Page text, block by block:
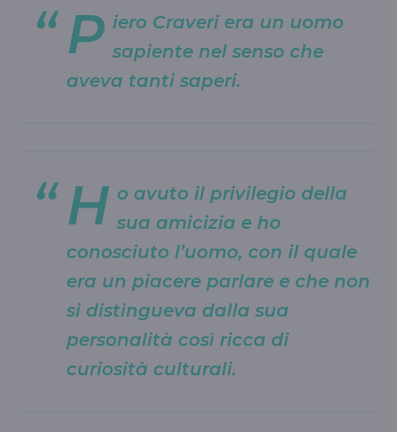
P iero Craveri era un uomo
sapiente nel senso che
aveva tanti saperi.
H o avuto il privilegio della
sua amicizia e ho
conosciuto l’uomo, con il quale
era un piacere parlare e che non
si distingueva dalla sua
personalità così ricca di
curiosità culturali.